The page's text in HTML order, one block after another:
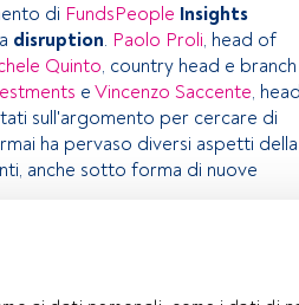
di FundsPeople Insights
disruption. Paolo Proli, head of
Quinto, country head e branch
e Vincenzo Saccente,
sull'argomento per cercare di
ha pervaso diversi aspetti della
anche sotto forma di nuove